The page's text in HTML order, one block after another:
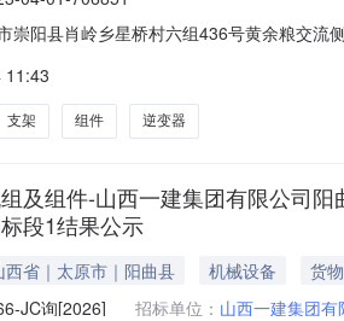
崇阳县肖岭乡星桥村六组436号黄余粮交流
706851项目单位:湖北省恒晖崇光伏科技
11:43
支架 组件 逆变器
及组件-山西一建集团有限公司
段1结果公示
西省｜太原市｜阳曲县 机械设备
货物
JC询[2026] 招标单位： 山西一建集团有